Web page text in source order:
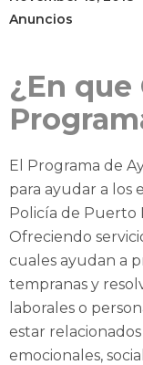
Anuncios
¿En que
El Programa de
para ayudar a los
Policía de Puerto
Ofreciendo
cuales ayudan a
tempranas y
laborales o
estar
emocionales,